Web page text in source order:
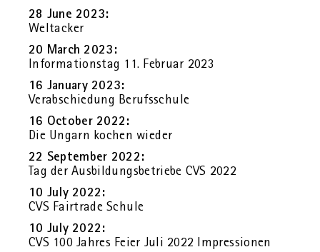
28 June 2023:
Welt­a­cker
20 March 2023:
In­for­ma­ti­ons­tag 11. Fe­bru­ar 2023
16 Ja­nu­ary 2023:
Ver­ab­schie­dung Be­rufs­schu­le
16 Oc­to­ber 2022:
Die Un­garn ko­chen wie­der
22 Sep­tem­ber 2022:
Tag der Aus­bil­dungs­be­trie­be CVS 2022
10 July 2022:
CVS Fair­tra­de Schu­le
10 July 2022:
CVS 100 Jah­res Feier Juli 2022 Im­pres­sio­nen